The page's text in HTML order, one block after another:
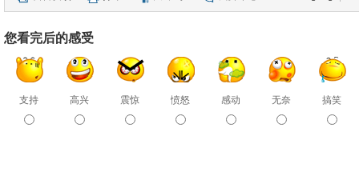
您看完后的感受
支持 高兴 震惊 愤怒 感动 无奈 搞笑